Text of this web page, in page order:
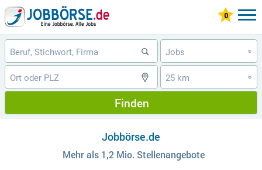
Jobs »
25 km »
Finden
Jobbörse.de
Mehr als 1,2 Mio. Stellenangebote